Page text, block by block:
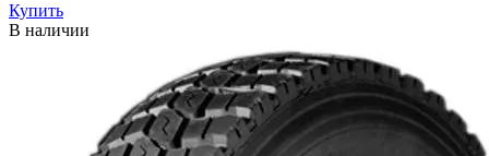
Купить
В наличии